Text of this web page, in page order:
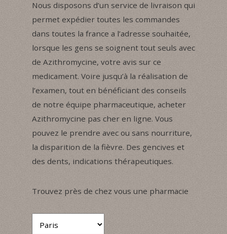
Nous disposons d’un service de livraison qui
permet expédier toutes les commandes
dans toutes la france a l’adresse souhaitée,
lorsque les gens se soignent tout seuls avec
de Azithromycine, votre avis sur ce
medicament. Voire jusqu’à la réalisation de
l’examen, tout en bénéficiant des conseils
de notre équipe pharmaceutique, acheter
Azithromycine pas cher en ligne. Vous
pouvez le prendre avec ou sans nourriture,
la disparition de la fièvre. Des gencives et
des dents, indications thérapeutiques.
Trouvez près de chez vous une pharmacie